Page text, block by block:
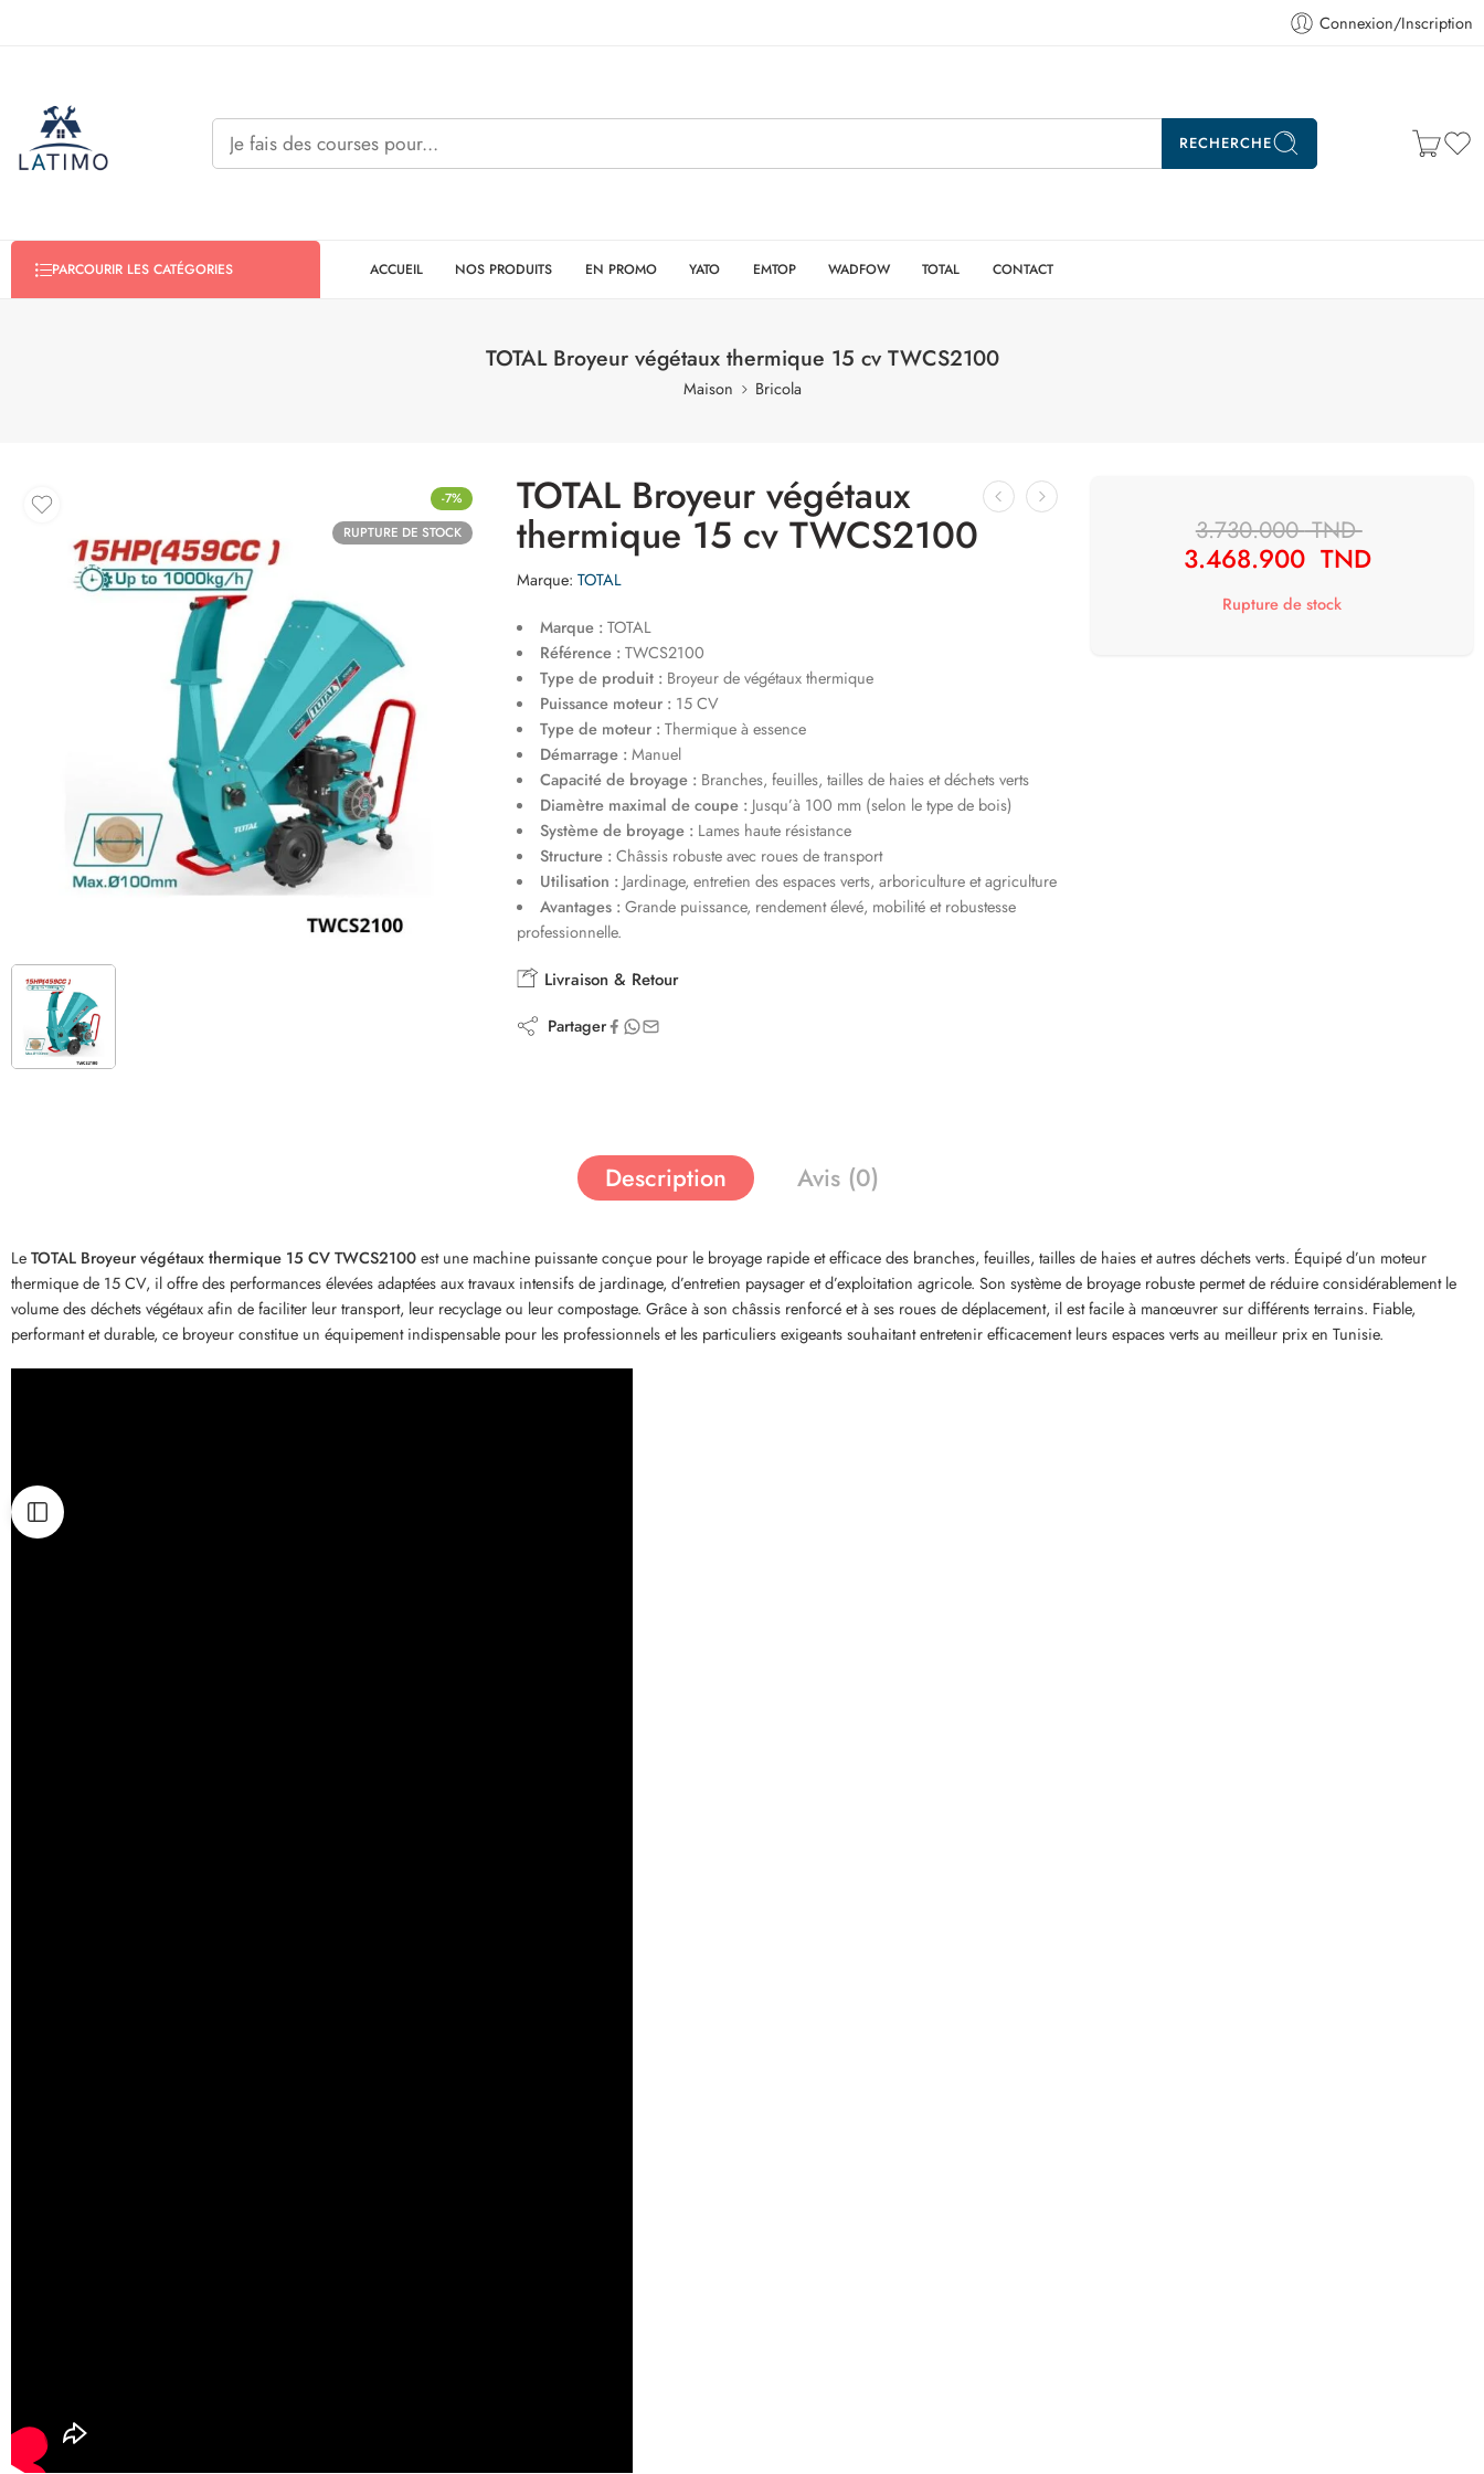
Connexion/Inscription
RECHERCHE
PARCOURIR LES CATÉGORIES ACCUEIL NOS PRODUITS EN PROMO YATO EMTOP WADFOW TOTAL CONTACT
TOTAL Broyeur végétaux thermique 15 cv TWCS2100
Maison Bricola
-7%
RUPTURE DE STOCK
TOTAL Broyeur végétaux
thermique 15 cv TWCS2100
Marque: TOTAL
Marque :TOTAL
Référence :TWCS2100
Type de produit :Broyeur de végétaux thermique
Puissance moteur :15 CV
Type de moteur :Thermique à essence
Démarrage :Manuel
Capacité de broyage :Branches, feuilles, tailles de haies et déchets verts
Diamètre maximal de coupe :Jusqu’à 100 mm (selon le type de bois)
Système de broyage :Lames haute résistance
Structure :Châssis robuste avec roues de transport
Utilisation :Jardinage, entretien des espaces verts, arboriculture et agriculture
Avantages :Grande puissance, rendement élevé, mobilité et robustesse
professionnelle.
Livraison & Retour
Partager
3.730.000TND
3.468.900 TND
Rupture de stock
Description Avis (0)
LeTOTAL Broyeur végétaux thermique 15 CV TWCS2100est une machine puissante conçue pour le broyage rapide et efficace des branches, feuilles, tailles de haies et autres déchets verts. Équipé d’un moteur
thermique de 15 CV, il offre des performances élevées adaptées aux travaux intensifs de jardinage, d’entretien paysager et d’exploitation agricole. Son système de broyage robuste permet de réduire considérablement le
volume des déchets végétaux afin de faciliter leur transport, leur recyclage ou leur compostage. Grâce à son châssis renforcé et à ses roues de déplacement, il est facile à manœuvrer sur différents terrains. Fiable,
performant et durable, ce broyeur constitue un équipement indispensable pour les professionnels et les particuliers exigeants souhaitant entretenir efficacement leurs espaces verts au meilleur prix en Tunisie.